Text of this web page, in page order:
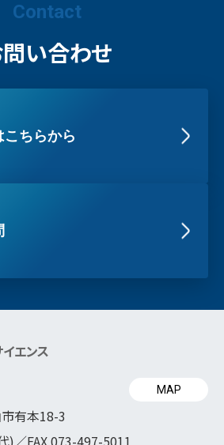
Contact
い合わせ
こちらから
エンス
有本18-3
)／FAX 073-497-5011
MAP